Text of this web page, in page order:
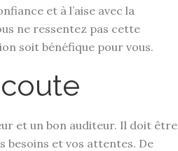
et à l’aise avec la
ne ressentez pas cette
soit bénéfique pour vous.
et un bon auditeur. Il doit être
besoins et vos attentes. De